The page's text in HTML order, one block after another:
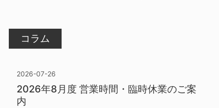
コラム
2026-07-26
2026年8月度 営業時間・臨時休業のご案
内